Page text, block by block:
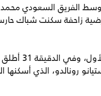
وسط الفريق السعودي
زاحفة سكنت شباك
واستمر النصر
رونالدو، الذي أسكنها